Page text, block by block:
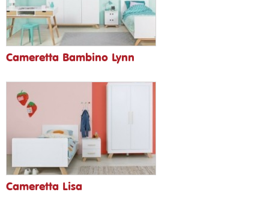
Cameretta Bambino Lynn
Cameretta Lisa